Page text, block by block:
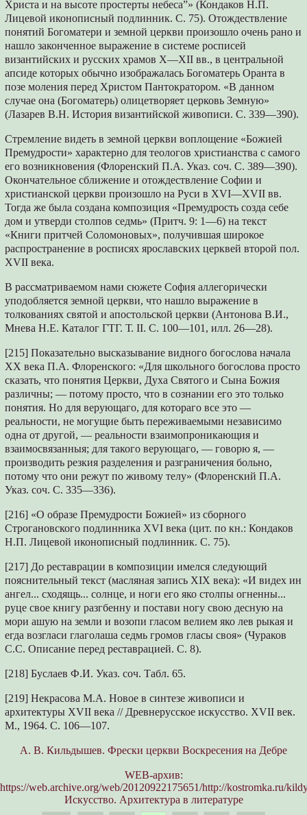
Христа и на высоте простерты небеса”» (Кондаков Н.П.
Лицевой иконописный подлинник. С. 75). Отождествление
понятий Богоматери и земной церкви произошло очень рано и
нашло законченное выражение в системе росписей
византийских и русских храмов X—XII вв., в центральной
апсиде которых обычно изображалась Богоматерь Оранта в
позе моления перед Христом Пантократором. «В данном
случае она (Богоматерь) олицетворяет церковь Земную»
(Лазарев В.Н. История византийской живописи. С. 339—390).
Стремление видеть в земной церкви воплощение «Божией
Премудрости» характерно для теологов христианства с самого
его возникновения (Флоренский П.А. Указ. соч. С. 389—390).
Окончательное сближение и отождествление Софии и
христианской церкви произошло на Руси в XVI—XVII вв.
Тогда же была создана композиция «Премудрость созда себе
дом и утверди столпов седмь» (Притч. 9: 1—6) на текст
«Книги притчей Соломоновых», получившая широкое
распространение в росписях ярославских церквей второй пол.
XVII века.
В рассматриваемом нами сюжете София аллегорически
уподобляется земной церкви, что нашло выражение в
толкованиях святой и апостольской церкви (Антонова В.И.,
Мнева Н.Е. Каталог ГТГ. Т. II. С. 100—101, илл. 26—28).
[215] Показательно высказывание видного богослова начала
XX века П.А. Флоренского: «Для школьного богослова просто
сказать, что понятия Церкви, Духа Святого и Сына Божия
различны; — потому просто, что в сознании его это только
понятия. Но для верующаго, для котораго все это —
реальности, не могущие быть переживаемыми независимо
одна от другой, — реальности взаимопроникающия и
взаимосвязанныя; для такого верующаго, — говорю я, —
производить резкия разделения и разграничения больно,
потому что они режут по живому телу» (Флоренский П.А.
Указ. соч. С. 335—336).
[216] «О образе Премудрости Божией» из сборного
Строгановского подлинника XVI века (цит. по кн.: Кондаков
Н.П. Лицевой иконописный подлинник. С. 75).
[217] До реставрации в композиции имелся следующий
пояснительный текст (масляная запись XIX века): «И видех ин
ангел... сходящь... солнце, и ноги его яко столпы огненны...
руце свое книгу разгбенну и постави ногу свою десную на
мори ашую на земли и возопи гласом велием яко лев рыкая и
егда возгласи глаголаша седмь громов гласы своя» (Чураков
С.С. Описание перед реставрацией. С. 8).
[218] Буслаев Ф.И. Указ. соч. Табл. 65.
[219] Некрасова М.А. Новое в синтезе живописи и
архитектуры XVII века // Древнерусское искусство. XVII век.
М., 1964. С. 106—107.
А. В. Кильдышев. Фрески церкви Воскресения на Дебре
WEB-архив:
https://web.archive.org/web/20120922175651/http://kostromka.ru/
Искусство. Архитектура в литературе